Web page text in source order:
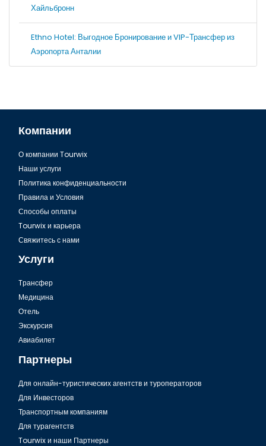
Хайльбронн
Ethno Hotel: Выгодное Бронирование и VIP-Трансфер из
Аэропорта Анталии
Компании
О компании Tourwix
Наши услуги
Политика конфиденциальности
Правила и Условия
Способы оплаты
Tourwix и карьера
Свяжитесь с нами
Услуги
Tрансфер
Медицина
Отель
Экскурсия
Авиабилет
Партнеры
Для онлайн-туристических агентств и туроператоров
Для Инвесторов
Транспортным компаниям
Для турагентств
Tourwix и наши Партнеры